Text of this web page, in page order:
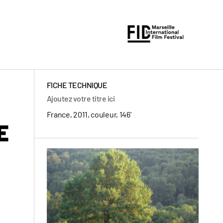
FICHE TECHNIQUE
Ajoutez votre titre ici
France, 2011, couleur, 146’